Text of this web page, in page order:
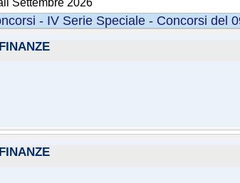
Settembre 2026
- IV Serie Speciale - Concorsi del